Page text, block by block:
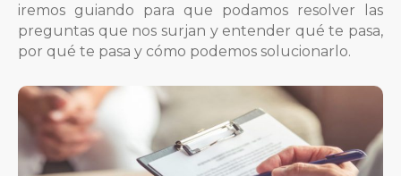
iremos guiando para que podamos resolver las
preguntas que nos surjan y entender qué te pasa,
por qué te pasa y cómo podemos solucionarlo.